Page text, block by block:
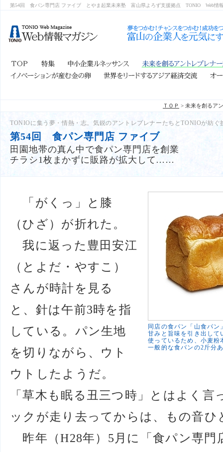
第54回 食パン専門店 ファイブ とやま起業未来塾 富山県よろず支援拠点 TONIO Web情
ＴＯＰ > 未来を創るア
TONIOに集う夢・情熱・志。気鋭のアントレプレナーたちとTONIOが紡ぐ
第54回 食パン専門店 ファイブ
田園地帯の真ん中で食パン専門店を創業
チラシ1枚まかずに販路が拡大して……
同店の食パン「山食パ
甘みと旨味を引き出して
使っているため、小麦粉
一般的な食パンの2斤分
「がくっ」と膝
（ひざ）が折れた。
我に返った豊田安江
（とよだ・やすこ）
さんが時計を見る
と、針は午前3時を指
している。パン生地
を切りながら、ウト
ウトしたようだ。
「草木も眠る丑三つ時」とはよく
ックが走り去ってからは、もの音ひ
昨年（H28年）5月に「食パン専